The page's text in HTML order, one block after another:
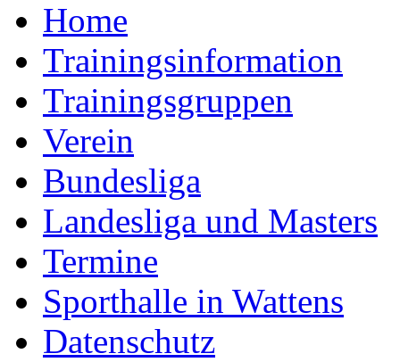
Home
Trainingsinformation
Trainingsgruppen
Verein
Bundesliga
Landesliga und Masters
Termine
Sporthalle in Wattens
Datenschutz